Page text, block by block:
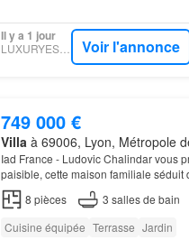
Il y a 1 jour
LUXURYESTATE Voir l'annonce
749 000 €
Villa à 69006, Lyon, Métropole
Iad France - Ludovic Chalindar vous
paisible, cette maison familiale
verdure, sa luminosité omniprésente
8 pièces 3 salles de bain
Cuisine équipée Terrasse Jardin